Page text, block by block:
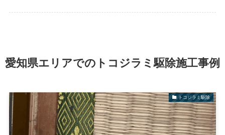
愛知県エリアでのトコジラミ駆除施工事例
トコジラミ駆除